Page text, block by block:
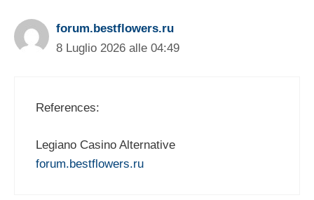
forum.bestflowers.ru
8 Luglio 2026 alle 04:49
References:
Legiano Casino Alternative
forum.bestflowers.ru